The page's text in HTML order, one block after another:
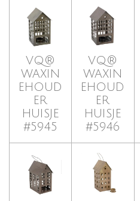
VQ®
WAXIN
EHOUD
ER
HUISJE
#5945
VQ®
WAXIN
EHOUD
ER
HUISJE
#5946